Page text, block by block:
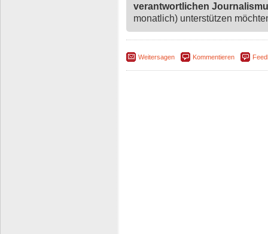
verantwortlichen
monatlich) unterstützen
Weitersagen Kommentieren